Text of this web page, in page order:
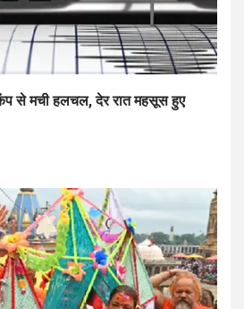
से मची हलचल, देर रात महसूस हुए